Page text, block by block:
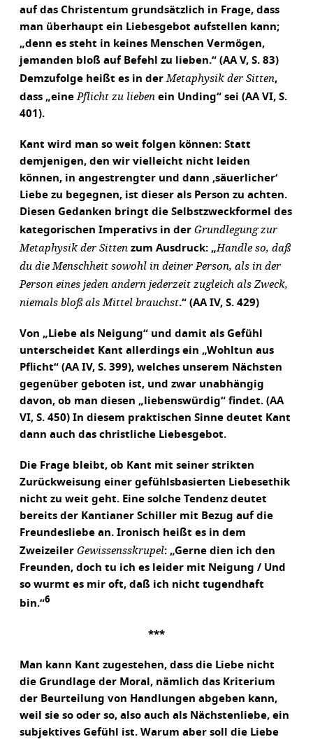
auf das Christentum grundsätzlich in Frage, dass
man überhaupt ein Liebesgebot aufstellen kann;
„denn es steht in keines Menschen Vermögen,
jemanden bloß auf Befehl zu lieben.“ (AA V, S. 83)
Demzufolge heißt es in derMetaphysik der Sitten,
dass „einePflicht zu lieben ein Unding“ sei (AA VI, S.
401).
Kant wird man so weit folgen können: Statt
demjenigen, den wir vielleicht nicht leiden
können, in angestrengter und dann ‚säuerlicher‘
Liebe zu begegnen, ist dieser als Person zu achten.
Diesen Gedanken bringt die Selbstzweckformel des
kategorischen Imperativs in der Grundlegung zur
Metaphysik der Sitten zum Ausdruck: „Handle so, daß
du die Menschheit sowohl in deiner Person, als in der
Person eines jeden andern jederzeit zugleich als Zweck,
niemals bloß als Mittel brauchst.“ (AA IV, S. 429)
Von „Liebe als Neigung“ und damit als Gefühl
unterscheidet Kant allerdings ein „Wohltun aus
Pflicht“ (AA IV, S. 399), welches unserem Nächsten
gegenüber geboten ist, und zwar unabhängig
davon, ob man diesen „liebenswürdig“ findet. (AA
VI, S. 450) In diesem praktischen Sinne deutet Kant
dann auch das christliche Liebesgebot.
Die Frage bleibt, ob Kant mit seiner strikten
Zurückweisung einer gefühlsbasierten Liebesethik
nicht zu weit geht. Eine solche Tendenz deutet
bereits der Kantianer Schiller mit Bezug auf die
Freundesliebe an. Ironisch heißt es in dem
Zweizeiler Gewissensskrupel: „Gerne dien ich den
Freunden, doch tu ich es leider mit Neigung / Und
so wurmt es mir oft, daß ich nicht tugendhaft
bin.“6
***
Man kann Kant zugestehen, dass die Liebe nicht
die Grundlage der Moral, nämlich das Kriterium
der Beurteilung von Handlungen abgeben kann,
weil sie so oder so, also auch als Nächstenliebe, ein
subjektives Gefühl ist. Warum aber soll die Liebe